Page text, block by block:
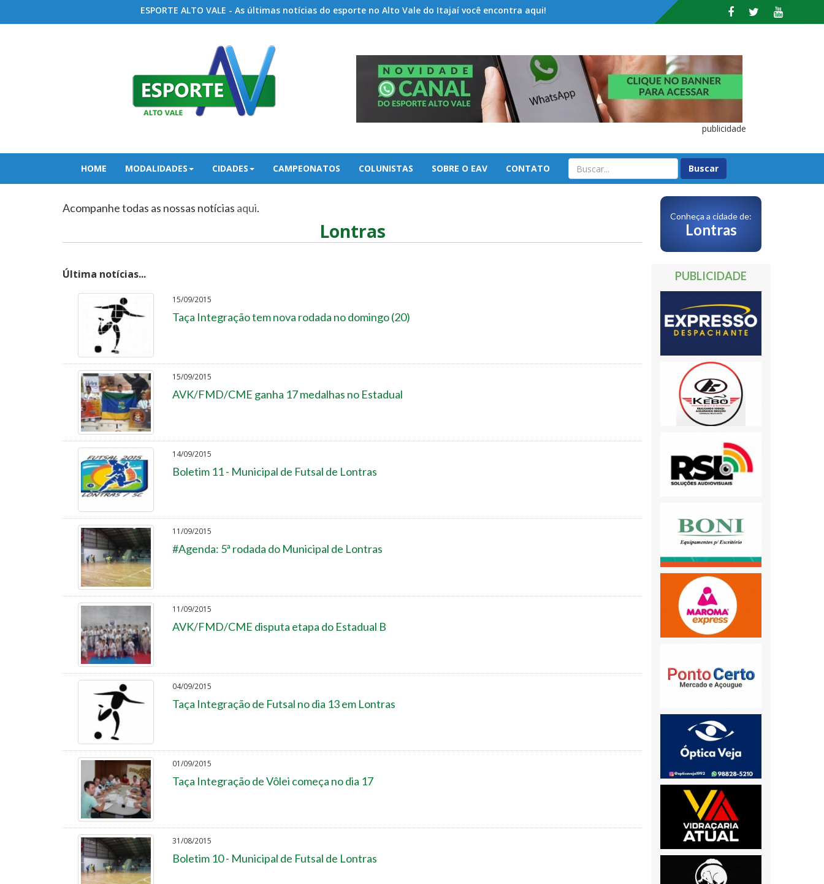
ESPORTE ALTO VALE - As últimas notícias do esporte no Alto Vale do Itajaí você encontra aqui!
publicidade
HOME MODALIDADES CIDADES CAMPEONATOS COLUNISTAS SOBRE O EAV CONTATO
Acompanhe todas as nossas notícias aqui.
Lontras
Última notícias...
15/09/2015
Taça Integração tem nova rodada no domingo (20)
15/09/2015
AVK/FMD/CME ganha 17 medalhas no Estadual
14/09/2015
Boletim 11 - Municipal de Futsal de Lontras
11/09/2015
#Agenda: 5ª rodada do Municipal de Lontras
11/09/2015
AVK/FMD/CME disputa etapa do Estadual B
04/09/2015
Taça Integração de Futsal no dia 13 em Lontras
01/09/2015
Taça Integração de Vôlei começa no dia 17
31/08/2015
Boletim 10 - Municipal de Futsal de Lontras
Conheça a cidade de:
Lontras
PUBLICIDADE